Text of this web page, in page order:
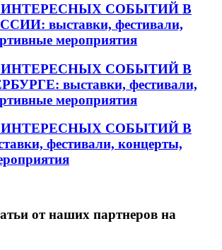
СОБЫТИЙ В
: выставки, фестивали,
мероприятия
СОБЫТИЙ В
: выставки, фестивали,
мероприятия
СОБЫТИЙ В
фестивали, концерты,
от наших партнеров на